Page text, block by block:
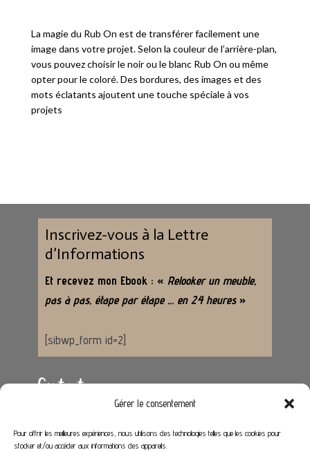
Gérer le consentement
Pour offrir les meilleures expériences, nous utilisons des technologies telles que les cookies pour
stocker et/ou accéder aux informations des appareils.
La magie du Rub On est de transférer facilement une
image dans votre projet. Selon la couleur de l’arrière-plan,
vous pouvez choisir le noir ou le blanc Rub On ou même
opter pour le coloré. Des bordures, des images et des
mots éclatants ajoutent une touche spéciale à vos
projets
Inscrivez-vous à la Lettre
d’Informations
Et recevez mon Ebook : « Relooker un meuble,
pas à pas, étape par étape … en 24 heures »
[sibwp_form id=2]
Contact